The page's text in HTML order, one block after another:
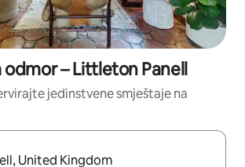
odmor – Littleton Panell
jedinstvene smještaje na
rezultati, moći ćete ih pregledati